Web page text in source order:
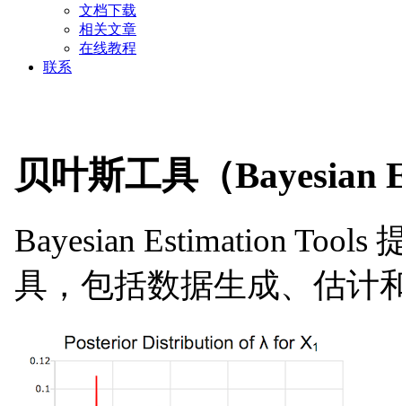
文档下载
相关文章
在线教程
联系
贝叶斯工具（Bayesian
Bayesian Estimation
具，包括数据生成、估计